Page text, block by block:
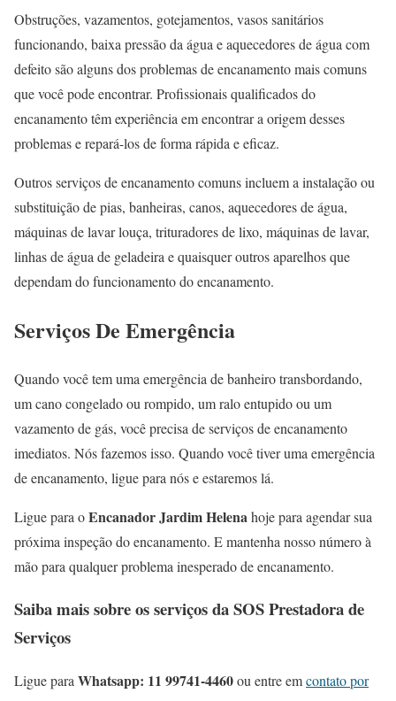
Obstruções, vazamentos, gotejamentos, vasos sanitários
funcionando, baixa pressão da água e aquecedores de água com
defeito são alguns dos problemas de encanamento mais comuns
que você pode encontrar. Profissionais qualificados do
encanamento têm experiência em encontrar a origem desses
problemas e repará-los de forma rápida e eficaz.
Outros serviços de encanamento comuns incluem a instalação ou
substituição de pias, banheiras, canos, aquecedores de água,
máquinas de lavar louça, trituradores de lixo, máquinas de lavar,
linhas de água de geladeira e quaisquer outros aparelhos que
dependam do funcionamento do encanamento.
Serviços De Emergência
Quando você tem uma emergência de banheiro transbordando,
um cano congelado ou rompido, um ralo entupido ou um
vazamento de gás, você precisa de serviços de encanamento
imediatos. Nós fazemos isso. Quando você tiver uma emergência
de encanamento, ligue para nós e estaremos lá.
Ligue para oEncanador Jardim Helenahoje para agendar sua
próxima inspeção do encanamento. E mantenha nosso número à
mão para qualquer problema inesperado de encanamento.
Saiba mais sobre os serviços da SOS Prestadora de
Serviços
Ligue para Whatsapp: 11 99741-4460ou entre emcontato por